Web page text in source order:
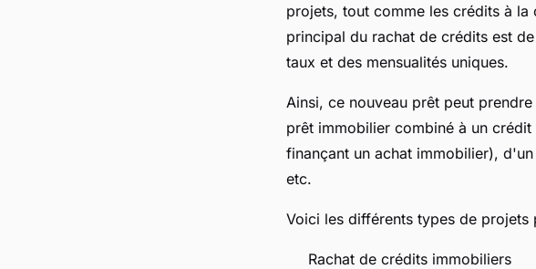
projets, tout comme les crédits à
principal du rachat de crédits est
taux et des mensualités uniques.
Ainsi, ce nouveau prêt peut
prêt immobilier combiné à un
finançant un achat immobilier),
etc.
Voici les différents types de
Rachat de crédits immobiliers